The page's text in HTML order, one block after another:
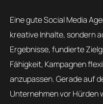
Eine gute Social Media
kreative Inhalte, sondern
Ergebnisse, fundierte
Fähigkeit, Kampagnen
anzupassen. Gerade auf
Unternehmen vor Hürden